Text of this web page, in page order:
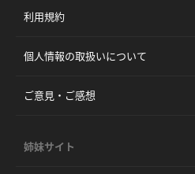
利用規約
個人情報の取扱いについて
ご意見・ご感想
姉妹サイト